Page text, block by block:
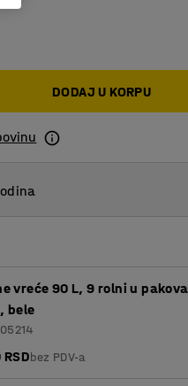
DODAJ U KORPU
vreće 90 L, 9 rolni u
bele
bez PDV-a